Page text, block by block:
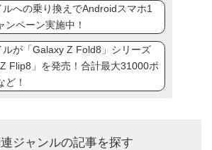
への乗り換えでAndroidスマホ1
ンペーン実施中！
ルが「Galaxy Z Fold8」シリーズ
Flip8」を発売！合計最大31000ポ
ど！
ジャンルの記事を探す